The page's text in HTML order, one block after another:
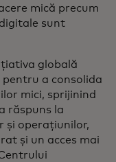
mică precum
sunt
globală
a consolida
mici, sprijinind
răspuns la
și operațiunilor,
și un acces mai